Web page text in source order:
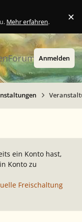
Mehr erfahren. ×
Anmelden
ein Konto hast,
Konto zu
Freischaltung